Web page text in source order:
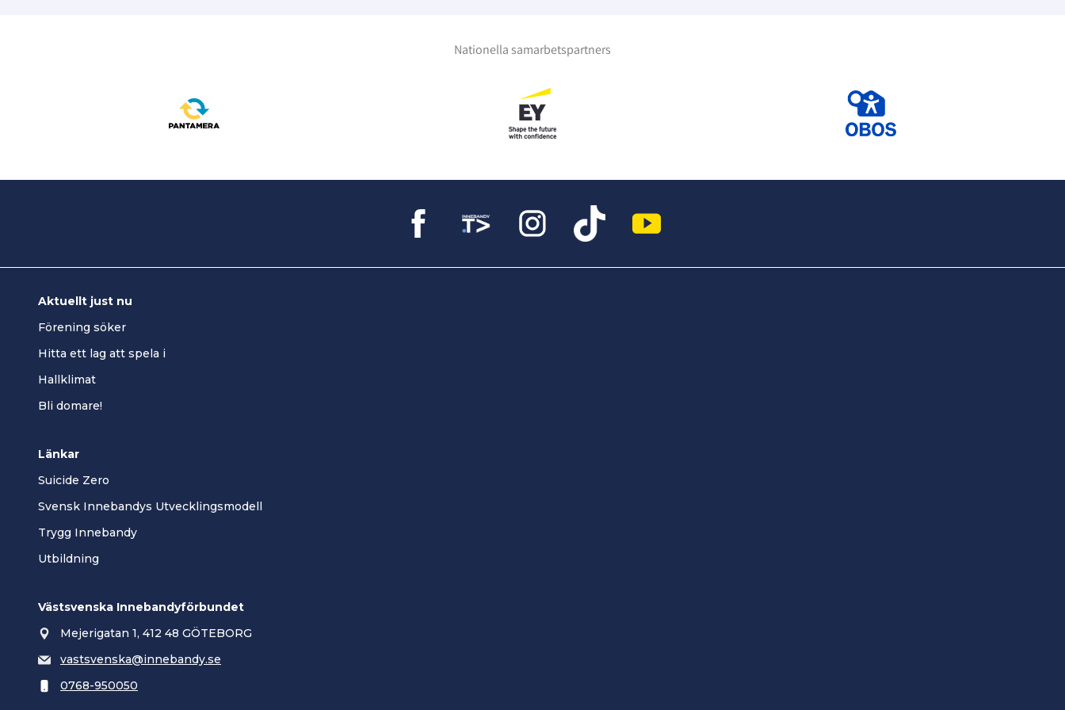
Nationella samarbetspartners
Aktuellt just nu
Förening söker
Hitta ett lag att spela i
Hallklimat
Bli domare!
Länkar
Suicide Zero
Svensk Innebandys Utvecklingsmodell
Trygg Innebandy
Utbildning
Västsvenska Innebandyförbundet
Mejerigatan 1, 412 48 GÖTEBORG
vastsvenska@innebandy.se
0768-950050